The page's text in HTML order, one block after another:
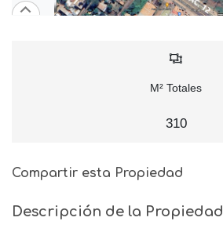
M² Totales
310
Compartir esta Propiedad
Descripción de la Propiedad